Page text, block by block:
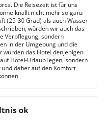
Die Reisezeit ist für uns
knallt nicht mehr so ganz
(25-30 Grad) als auch Wasser
würden wir auch das
Verpflegung, sondern
in der Umgebung und die
würden das Hotel denjenigen
Hotel-Urlaub legen, sondern
daher auf den Komfort
ok